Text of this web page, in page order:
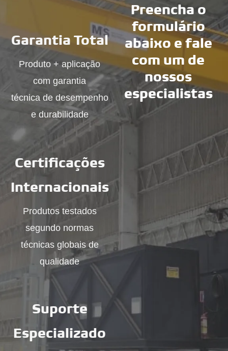
Garantia Total
Produto + aplicação
com garantia
técnica de desempenho
e durabilidade
Certificações
Internacionais
Produtos testados
segundo normas
técnicas globais de
qualidade
Suporte
Especializado
Preencha o
formulário
abaixo e fale
com um de
nossos
especialistas